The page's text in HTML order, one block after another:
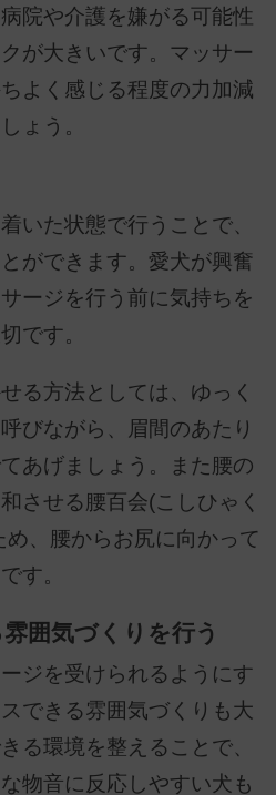
院や介護を嫌がる可能性
が大きいです。マッサー
よく感じる程度の力加減
ょう。
いた状態で行うことで、
ができます。愛犬が興奮
ージを行う前に気持ちを
です。
る方法としては、ゆっく
びながら、眉間のあたり
あげましょう。また腰の
させる腰百会(こしひゃく
め、腰からお尻に向かって
す。
囲気づくりを行う
ジを受けられるようにす
できる雰囲気づくりも大
る環境を整えることで、
物音に反応しやすい犬も